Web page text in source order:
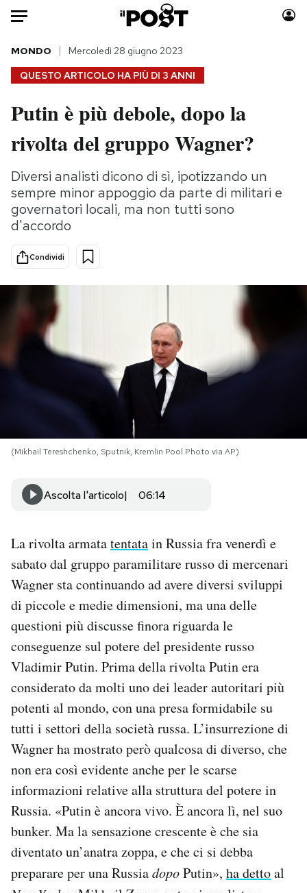
Auto
HOME
Italia
Politica
Tecnologia
Internet
Scienza
Cultura
Economia
Moda
Consumismi
Storie/Idee
Ok Boomer!
Media
PODCAST
AREA PERSONALE
Area Personale
Newsletter
Notifiche mobile
Regala il Post
Hai bisogno di aiuto?
QUESTO ARTICOLO HA PIÙ DI 3 ANNI
MONDO Mercoledì 28 giugno 2023
Putin è più debole, dopo la
rivolta del gruppo Wagner?
Diversi analisti dicono di sì, ipotizzando un
sempre minor appoggio da parte di militari e
governatori locali, ma non tutti sono
d'accordo
Condividi
(Mikhail Tereshchenko, Sputnik, Kremlin Pool Photo via AP)
Ascolta l'articolo 06:14
La rivolta armatatentatain Russia fra venerdì e
sabato dal gruppo paramilitare russo di mercenari
Wagner sta continuando ad avere diversi sviluppi
di piccole e medie dimensioni, ma una delle
questioni più discusse finora riguarda le
conseguenze sul potere del presidente russo
Vladimir Putin. Prima della rivolta Putin era
considerato da molti uno dei leader autoritari più
potenti al mondo, con una presa formidabile su
tutti i settori della società russa. L’insurrezione di
Wagner ha mostrato però qualcosa di diverso, che
non era così evidente anche per le scarse
informazioni relative alla struttura del potere in
Russia. «Putin è ancora vivo. È ancora lì, nel suo
bunker. Ma la sensazione crescente è che sia
diventato un’anatra zoppa, e che ci si debba
preparare per una RussiadopoPutin», ha dettoal